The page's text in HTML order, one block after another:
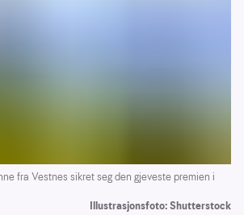
fra Vestnes sikret seg den gjeveste premien i
Illustrasjonsfoto: Shutterstock